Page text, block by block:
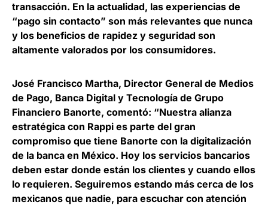
transacción. En la actualidad, las experiencias de
“pago sin contacto” son más relevantes que nunca
y los beneficios de rapidez y seguridad son
altamente valorados por los consumidores.
José Francisco Martha, Director General de Medios
de Pago, Banca Digital y Tecnología de Grupo
Financiero Banorte, comentó: “Nuestra alianza
estratégica con Rappi es parte del gran
compromiso que tiene Banorte con la digitalización
de la banca en México. Hoy los servicios bancarios
deben estar donde están los clientes y cuando ellos
lo requieren. Seguiremos estando más cerca de los
mexicanos que nadie, para escuchar con atención